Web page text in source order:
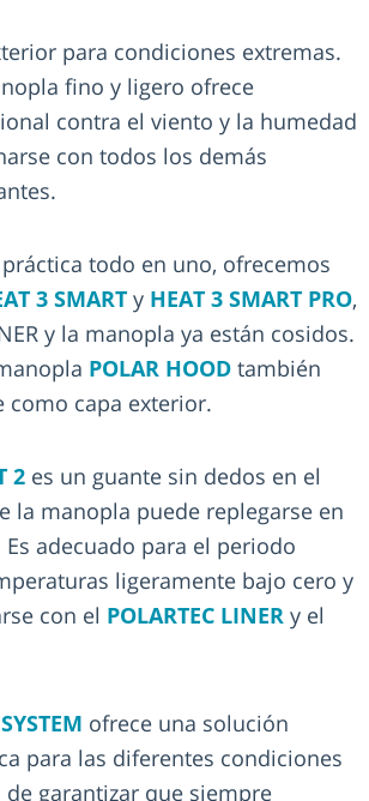
para condiciones extremas.
fino y ligero ofrece
contra el viento y la humedad
con todos los demás
todo en uno, ofrecemos
3 SMART y HEAT 3 SMART PRO,
y la manopla ya están cosidos.
POLAR HOOD también
como capa exterior.
2 es un guante sin dedos en el
la manopla puede replegarse en
adecuado para el periodo
ligeramente bajo cero y
con el POLARTEC LINER y el
ofrece una solución
para las diferentes condiciones
garantizar que siempre